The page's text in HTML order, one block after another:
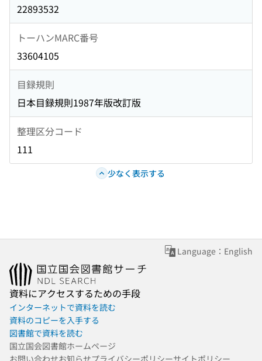
22893532
トーハンMARC番号
33604105
目録規則
日本目録規則1987年版改訂版
整理区分コード
111
少なく表示する
Language：English
資料にアクセスするための手段
インターネットで資料を読む
資料のコピーを入手する
図書館で資料を読む
国立国会図書館ホームページ